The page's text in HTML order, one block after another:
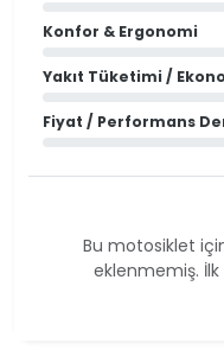
Konfor & Ergonomi
Yakıt Tüketimi /
Fiyat / Performans
Bu motosiklet
eklenmemiş.